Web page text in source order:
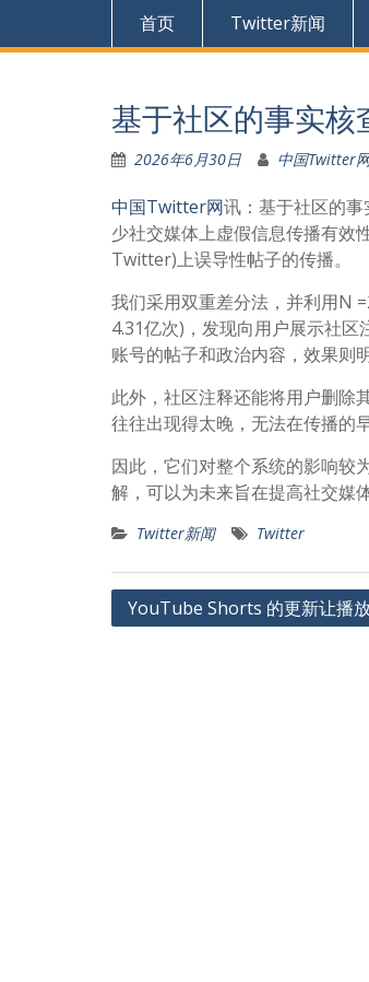
首页 Twitter新闻
基于社区的事实
2026年6月30日 中国Twitter
中国Twitter网讯：基于社区的
少社交媒体上虚假信息传播有效
Twitter)上误导性帖子的传播。
我们采用双重差分法，并利用N
4.31亿次)，发现向用户展示社
账号的帖子和政治内容，效果则
此外，社区注释还能将用户删除
往往出现得太晚，无法在传播的
因此，它们对整个系统的影响较
解，可以为未来旨在提高社交媒
Twitter新闻 Twitter
文YouTube Shorts 的更新让播